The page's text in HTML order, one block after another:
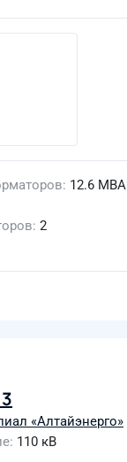
12.6 МВА
2
«Алтайэнерго»
110 кВ